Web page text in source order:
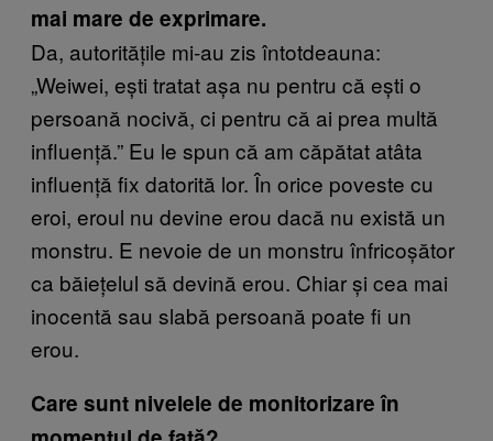
mai mare de exprimare.
Da, autoritățile mi-au zis întotdeauna:
„Weiwei, ești tratat așa nu pentru că ești o
persoană nocivă, ci pentru că ai prea multă
influență.” Eu le spun că am căpătat atâta
influență fix datorită lor. În orice poveste cu
eroi, eroul nu devine erou dacă nu există un
monstru. E nevoie de un monstru înfricoșător
ca băiețelul să devină erou. Chiar și cea mai
inocentă sau slabă persoană poate fi un
erou.
Care sunt nivelele de monitorizare în